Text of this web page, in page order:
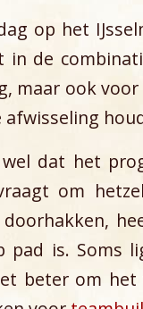
op het
in de
maar ook
afwisseling
dat het
om
pad is. Soms
beter om